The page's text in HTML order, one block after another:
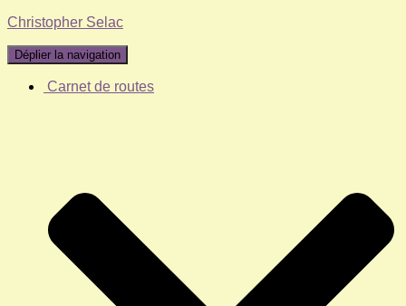
Christopher Selac
Déplier la navigation
Carnet de routes